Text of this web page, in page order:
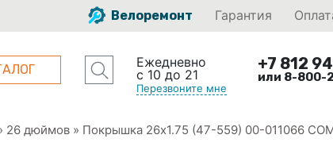
Велоремонт Гарантия
Ежедневно
с 10 до 21
Перезвоните мне
+7 812
или 8-800-
26 дюймов » Покрышка 26x1.75 (47-559) 00-011066